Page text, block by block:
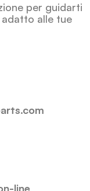
per guidarti
alle tue
line